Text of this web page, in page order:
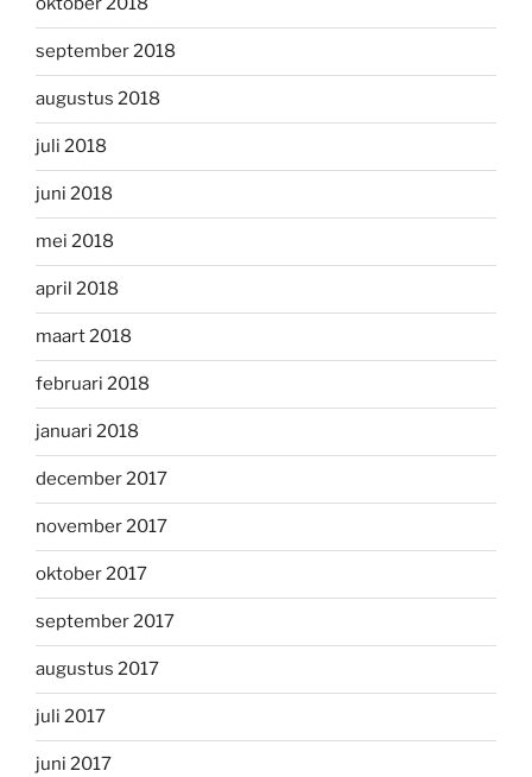
september 2018
augustus 2018
juli 2018
juni 2018
mei 2018
april 2018
maart 2018
februari 2018
januari 2018
december 2017
november 2017
oktober 2017
september 2017
augustus 2017
juli 2017
juni 2017